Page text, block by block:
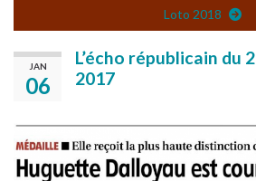
Loto 2018
JAN
06
L’écho républicain du
2017